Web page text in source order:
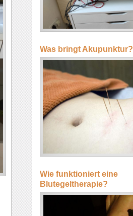
Was bringt Akupunktur?
Wie funktioniert eine
Blutegeltherapie?